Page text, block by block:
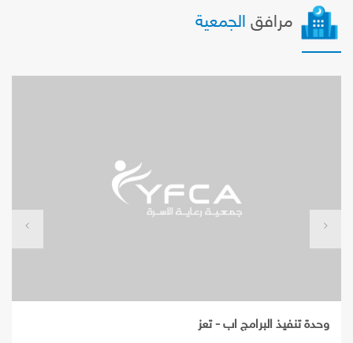
مرافق الجمعية
وحدة تنفيذ البرامج اب - تعز